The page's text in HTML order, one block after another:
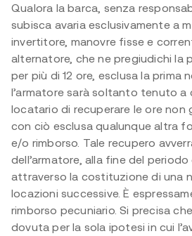
Qualora la barca, senza
subisca avaria esclusivamente a
invertitore, manovre fisse e
alternatore, che ne pregiudichi la
per più di 12 ore, esclusa la prima
l’armatore sarà soltanto tenuto a
locatario di recuperare le ore non
con ciò esclusa qualunque altra
e/o rimborso. Tale recupero
dell’armatore, alla fine del
attraverso la costituzione di una
locazioni successive. È
rimborso pecuniario. Si precisa
dovuta per la sola ipotesi in cui